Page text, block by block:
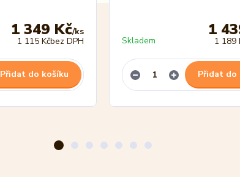
1 349 Kč/ks
1 115 Kčbez DPH
Přidat do košíku
1
1 189
Skladem
Přidat do